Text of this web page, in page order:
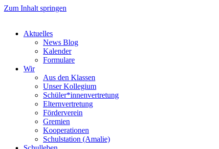
Zum Inhalt springen
Aktuelles
News Blog
Kalender
Formulare
Wir
Aus den Klassen
Unser Kollegium
Schüler*innenvertretung
Elternvertretung
Förderverein
Gremien
Kooperationen
Schulstation (Amalie)